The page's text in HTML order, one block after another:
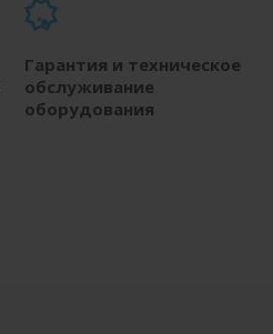
Гарантия и техническое
обслуживание
оборудования